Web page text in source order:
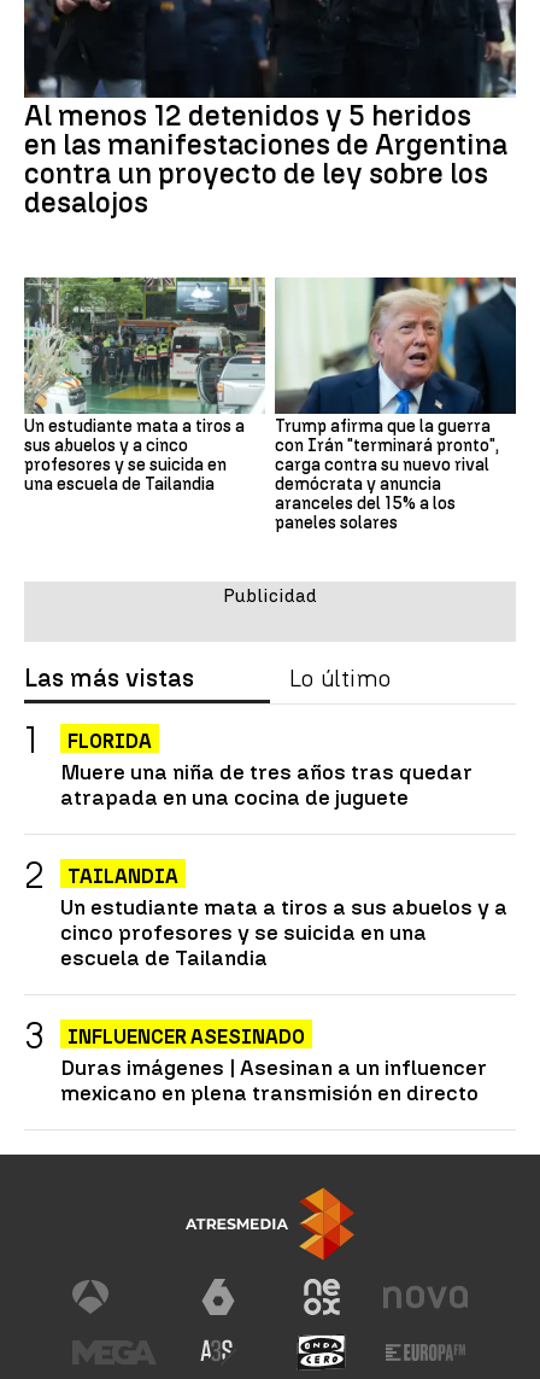
Al menos 12 detenidos y 5 heridos
en las manifestaciones de Argentina
contra un proyecto de ley sobre los
desalojos
Un estudiante mata a tiros a
sus abuelos y a cinco
profesores y se suicida en
una escuela de Tailandia
Trump afirma que la guerra
con Irán "terminará pronto",
carga contra su nuevo rival
demócrata y anuncia
aranceles del 15% a los
paneles solares
Las más vistas Lo último
FLORIDA
Muere una niña de tres años tras quedar
atrapada en una cocina de juguete
TAILANDIA
Un estudiante mata a tiros a sus abuelos y a
cinco profesores y se suicida en una
escuela de Tailandia
INFLUENCER ASESINADO
Duras imágenes | Asesinan a un influencer
mexicano en plena transmisión en directo